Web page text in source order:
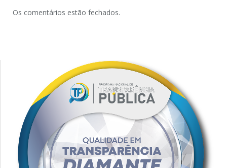
Os comentários estão fechados.